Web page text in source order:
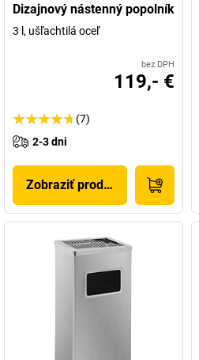
Dizajnový nástenný popolník
3 l, ušľachtilá oceľ
bez DPH
119,- €
(7)
2-3 dni
Zobraziť produkt